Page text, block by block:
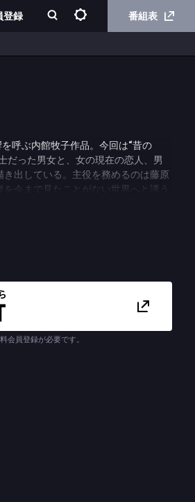
登録 番組表
呼ぶ内館牧子作品。今回は“昔の
だった男女と、女の現在の恋人、男
出している。主役を務めるのは藤原
今まで見たことがない世界へと誘う
気を誇る大沢たかおが扮する。ま
そそられるキャストも期待感をあお
売員をしているが、美貌とスタイル
れているわけでもなく、人形扱いさ
いる。プライベートでは現在、会社
つき合っているが、迅人はバツイチ
会員登録が必要です。